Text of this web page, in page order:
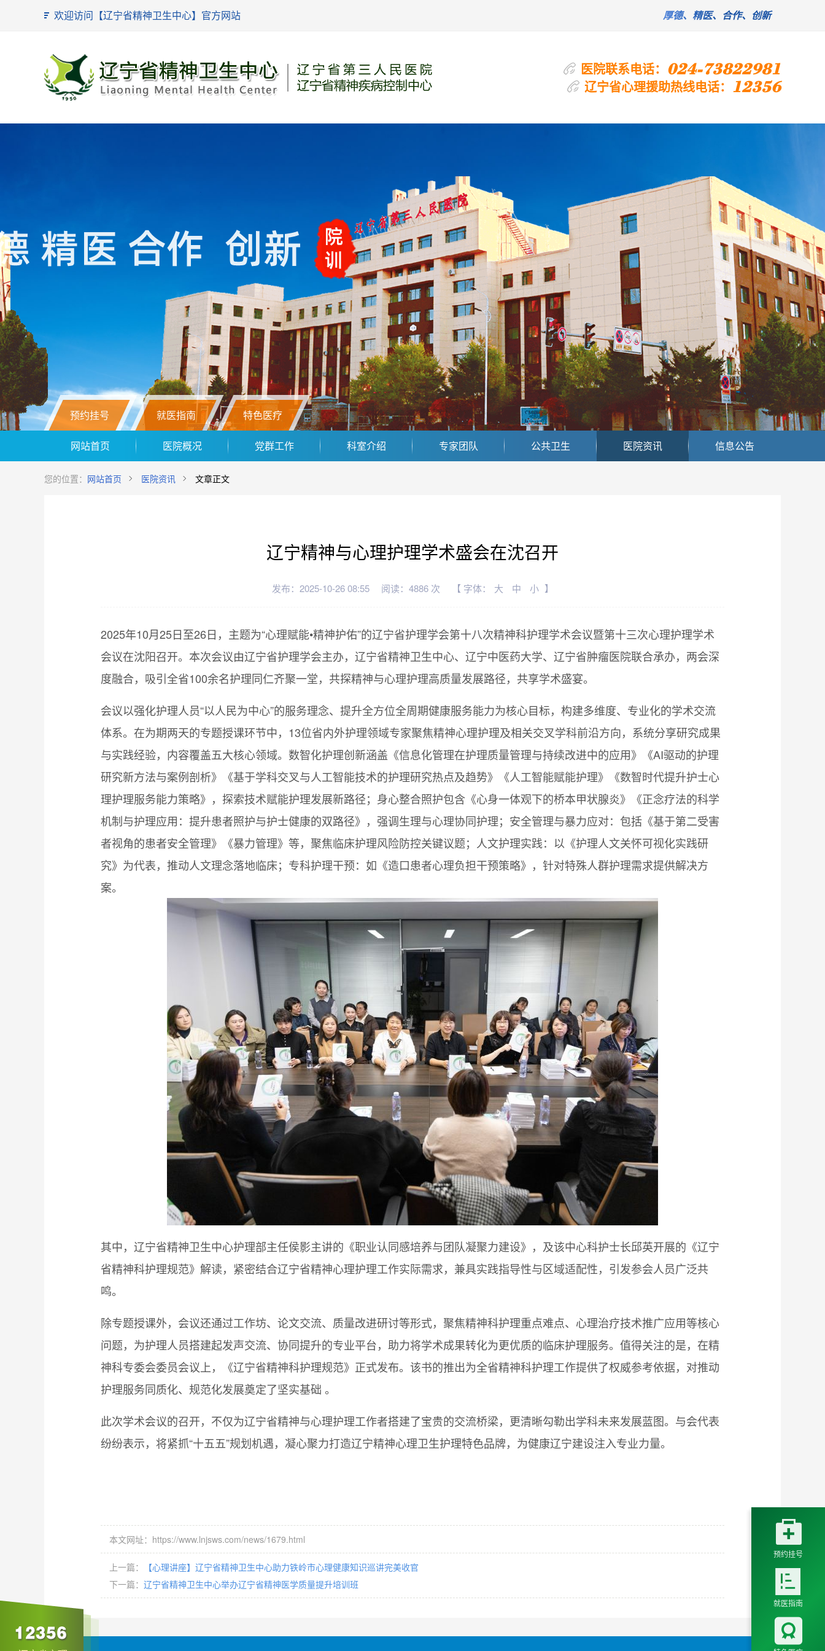
欢迎访问【辽宁省精神卫生中心】官方网站 厚德、精医、合作、创新
医院联系电话： 024-73822981
辽宁省心理援助热线电话： 12356
预约挂号 就医指南 特色医疗
网站首页 医院概况 党群工作 科室介绍 专家团队 公共卫生 医院资讯 信息公告
您的位置： 网站首页 医院资讯 文章正文
辽宁精神与心理护理学术盛会在沈召开
发布：2025-10-26 08:55 阅读：4886 次 【 字体： 大 中 小 】
2025年10月25日至26日，主题为“心理赋能•精神护佑”的辽宁省护理学会第十八次精神科护理学术会议暨第十三次心理护理学术
会议在沈阳召开。本次会议由辽宁省护理学会主办，辽宁省精神卫生中心、辽宁中医药大学、辽宁省肿瘤医院联合承办，两会深
度融合，吸引全省100余名护理同仁齐聚一堂，共探精神与心理护理高质量发展路径，共享学术盛宴。
会议以强化护理人员“以人民为中心”的服务理念、提升全方位全周期健康服务能力为核心目标，构建多维度、专业化的学术交流
体系。在为期两天的专题授课环节中，13位省内外护理领域专家聚焦精神心理护理及相关交叉学科前沿方向，系统分享研究成果
与实践经验，内容覆盖五大核心领域。数智化护理创新涵盖《信息化管理在护理质量管理与持续改进中的应用》《AI驱动的护理
研究新方法与案例剖析》《基于学科交叉与人工智能技术的护理研究热点及趋势》《人工智能赋能护理》《数智时代提升护士心
理护理服务能力策略》，探索技术赋能护理发展新路径；身心整合照护包含《心身一体观下的桥本甲状腺炎》《正念疗法的科学
机制与护理应用：提升患者照护与护士健康的双路径》，强调生理与心理协同护理；安全管理与暴力应对：包括《基于第二受害
者视角的患者安全管理》《暴力管理》等，聚焦临床护理风险防控关键议题；人文护理实践：以《护理人文关怀可视化实践研
究》为代表，推动人文理念落地临床；专科护理干预：如《造口患者心理负担干预策略》，针对特殊人群护理需求提供解决方
案。
其中，辽宁省精神卫生中心护理部主任侯影主讲的《职业认同感培养与团队凝聚力建设》，及该中心科护士长邱英开展的《辽宁
省精神科护理规范》解读，紧密结合辽宁省精神心理护理工作实际需求，兼具实践指导性与区域适配性，引发参会人员广泛共
鸣。
除专题授课外，会议还通过工作坊、论文交流、质量改进研讨等形式，聚焦精神科护理重点难点、心理治疗技术推广应用等核心
问题，为护理人员搭建起发声交流、协同提升的专业平台，助力将学术成果转化为更优质的临床护理服务。值得关注的是，在精
神科专委会委员会议上，《辽宁省精神科护理规范》正式发布。该书的推出为全省精神科护理工作提供了权威参考依据，对推动
护理服务同质化、规范化发展奠定了坚实基础 。
此次学术会议的召开，不仅为辽宁省精神与心理护理工作者搭建了宝贵的交流桥梁，更清晰勾勒出学科未来发展蓝图。与会代表
纷纷表示，将紧抓“十五五”规划机遇，凝心聚力打造辽宁精神心理卫生护理特色品牌，为健康辽宁建设注入专业力量。
本文网址：https://www.lnjsws.com/news/1679.html
上一篇：
【心理讲座】辽宁省精神卫生中心助力铁岭市心理健康知识巡讲完美收官
下一篇： 辽宁省精神卫生中心举办辽宁省精神医学质量提升培训班

预约挂号

就医指南
